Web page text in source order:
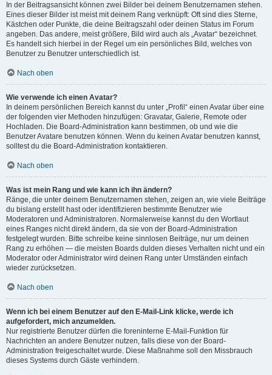
In der Beitragsansicht können zwei Bilder bei deinem Benutzernamen stehen.
Eines dieser Bilder ist meist mit deinem Rang verknüpft: Oft sind dies Sterne,
Kästchen oder Punkte, die deine Beitragszahl oder deinen Status im Forum
angeben. Das andere, meist größere, Bild wird auch als „Avatar“ bezeichnet.
Es handelt sich hierbei in der Regel um ein persönliches Bild, welches von
Benutzer zu Benutzer unterschiedlich ist.
Nach oben
Wie verwende ich einen Avatar?
In deinem persönlichen Bereich kannst du unter „Profil“ einen Avatar über eine
der folgenden vier Methoden hinzufügen: Gravatar, Galerie, Remote oder
Hochladen. Die Board-Administration kann bestimmen, ob und wie die
Benutzer Avatare benutzen können. Wenn du keinen Avatar benutzen kannst,
solltest du die Board-Administration kontaktieren.
Nach oben
Was ist mein Rang und wie kann ich ihn ändern?
Ränge, die unter deinem Benutzernamen stehen, zeigen an, wie viele Beiträge
du bislang erstellt hast oder identifizieren bestimmte Benutzer wie
Moderatoren und Administratoren. Normalerweise kannst du den Wortlaut
eines Ranges nicht direkt ändern, da sie von der Board-Administration
festgelegt wurden. Bitte schreibe keine sinnlosen Beiträge, nur um deinen
Rang zu erhöhen — die meisten Boards dulden dieses Verhalten nicht und ein
Moderator oder Administrator wird deinen Rang unter Umständen einfach
wieder zurücksetzen.
Nach oben
Wenn ich bei einem Benutzer auf den E-Mail-Link klicke, werde ich
aufgefordert, mich anzumelden.
Nur registrierte Benutzer dürfen die foreninterne E-Mail-Funktion für
Nachrichten an andere Benutzer nutzen, falls diese von der Board-
Administration freigeschaltet wurde. Diese Maßnahme soll den Missbrauch
dieses Systems durch Gäste verhindern.